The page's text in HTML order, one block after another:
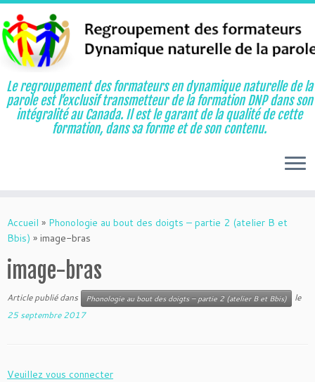
au
contenu
Le regroupement des formateurs en dynamique naturelle de la
parole est l’exclusif transmetteur de la formation DNP dans son
intégralité au Canada. Il est le garant de la qualité de cette
formation, dans sa forme et de son contenu.
Accueil » Phonologie au bout des doigts – partie 2 (atelier B et
Bbis) » image-bras
image-bras
Article publié dans Phonologie au bout des doigts – partie 2 (atelier B et Bbis)
le
25 septembre 2017
Veuillez vous connecter